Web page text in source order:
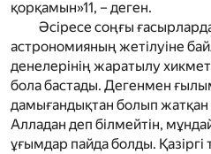
қорқамын»11, – деген.
Әсіресе соңғы
астрономияның жетілуіне
денелерінің жаратылу
бола бастады. Дегенмен
дамығандықтан болып
Алладан деп білмейтін,
ұғымдар пайда болды.